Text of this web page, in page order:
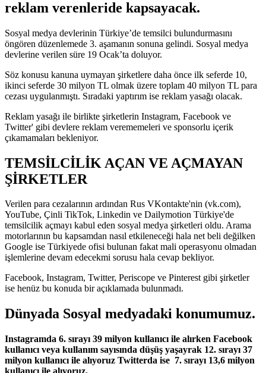
reklam verenleride kapsayacak.
Sosyal medya devlerinin Türkiye’de temsilci bulundurmasını
öngören düzenlemede 3. aşamanın sonuna gelindi. Sosyal medya
devlerine verilen süre 19 Ocak’ta doluyor.
Söz konusu kanuna uymayan şirketlere daha önce ilk seferde 10,
ikinci seferde 30 milyon TL olmak üzere toplam 40 milyon TL para
cezası uygulanmıştı. Sıradaki yaptırım ise reklam yasağı olacak.
Reklam yasağı ile birlikte şirketlerin Instagram, Facebook ve
Twitter' gibi devlere reklam verememeleri ve sponsorlu içerik
çıkamamaları bekleniyor.
TEMSİLCİLİK AÇAN VE AÇMAYAN
ŞİRKETLER
Verilen para cezalarının ardından Rus VKontakte'nin (vk.com),
YouTube, Çinli TikTok, Linkedin ve Dailymotion Türkiye'de
temsilcilik açmayı kabul eden sosyal medya şirketleri oldu. Arama
motorlarının bu kapsamdan nasıl etkileneceği hala net beli değilken
Google ise Türkiyede ofisi bulunan fakat mali operasyonu olmadan
işlemlerine devam edecekmi sorusu hala cevap bekliyor.
Facebook, Instagram, Twitter, Periscope ve Pinterest gibi şirketler
ise henüz bu konuda bir açıklamada bulunmadı.
Dünyada Sosyal medyadaki konumumuz.
Instagramda 6. sırayı 39 milyon kullanıcı ile alırken Facebook
kullanıcı veya kullanım sayısında düşüş yaşayrak 12. sırayı 37
milyon kullanıcı ile alıyoruz Twitterda ise 7. sırayı 13,6 milyon